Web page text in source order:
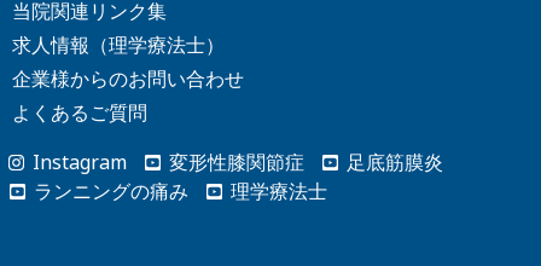
当院関連リンク集
求人情報（理学療法士）
企業様からのお問い合わせ
よくあるご質問
Instagram
変形性膝関節症
足底筋膜炎
ランニングの痛み
理学療法士